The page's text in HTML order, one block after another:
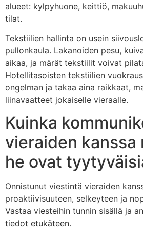
alueet: kylpyhuone, keittiö,
tilat.
Tekstiilien hallinta on usein
pullonkaula. Lakanoiden pesu,
aikaa, ja märät tekstiilit voivat
Hotellitasoisten tekstiilien
ongelman ja takaa aina raikkaat,
liinavaatteet jokaiselle vieraalle.
Kuinka
vieraiden kanssa
he ovat
Onnistunut viestintä vieraiden
proaktiivisuuteen, selkeyteen ja
Vastaa viesteihin tunnin sisällä ja
tiedot etukäteen.